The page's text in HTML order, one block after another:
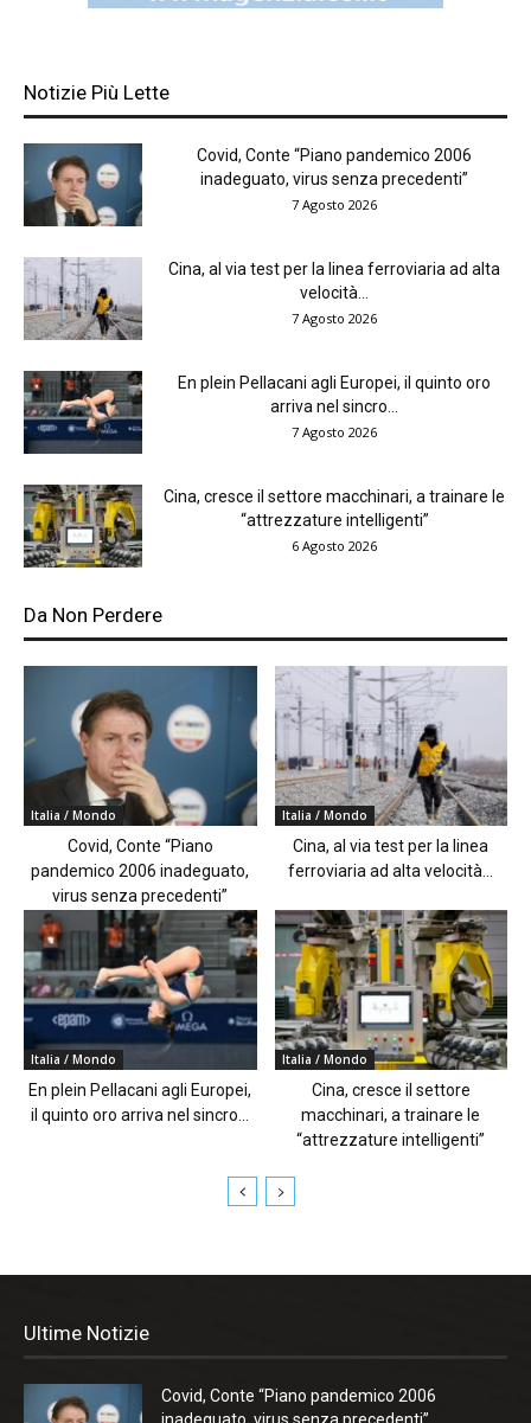
Notizie Più Lette
Covid, Conte “Piano pandemico 2006
inadeguato, virus senza precedenti”
7 Agosto 2026
Cina, al via test per la linea ferroviaria ad alta
velocità...
7 Agosto 2026
En plein Pellacani agli Europei, il quinto oro
arriva nel sincro...
7 Agosto 2026
Cina, cresce il settore macchinari, a trainare le
“attrezzature intelligenti”
6 Agosto 2026
Da Non Perdere
Italia / Mondo
Covid, Conte “Piano
pandemico 2006 inadeguato,
virus senza precedenti”
Italia / Mondo
Cina, al via test per la linea
ferroviaria ad alta velocità...
Italia / Mondo
En plein Pellacani agli Europei,
il quinto oro arriva nel sincro...
Italia / Mondo
Cina, cresce il settore
macchinari, a trainare le
“attrezzature intelligenti”
Ultime Notizie
Covid, Conte “Piano pandemico 2006